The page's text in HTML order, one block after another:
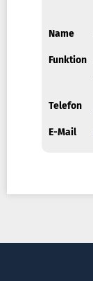
Name
Funktion
Telefon
E-Mail